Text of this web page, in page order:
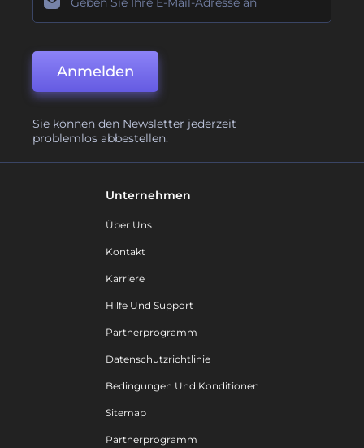
Anmelden
Sie können den Newsletter jederzeit
problemlos abbestellen.
Unternehmen
Über Uns
Kontakt
Karriere
Hilfe Und Support
Partnerprogramm
Datenschutzrichtlinie
Bedingungen Und Konditionen
Sitemap
Partnerprogramm